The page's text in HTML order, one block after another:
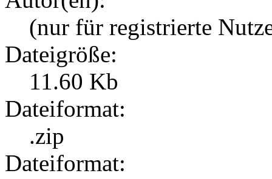
(nur für registrierte
Dateigröße:
11.60 Kb
Dateiformat:
.zip
Dateiformat: